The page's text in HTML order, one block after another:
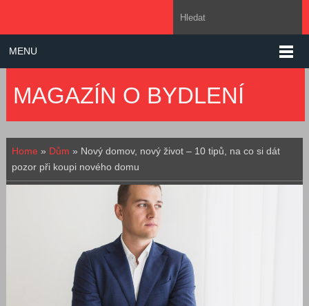
MENU
MAGAZÍN O BYDLENÍ
Home » Dům » Nový domov, nový život – 10 tipů, na co si dát
pozor při koupi nového domu